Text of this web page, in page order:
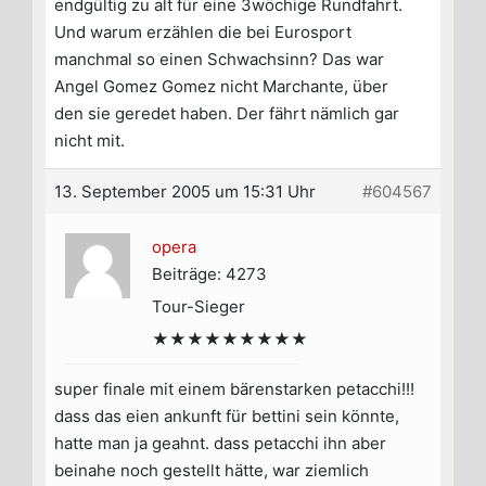
endgültig zu alt für eine 3wöchige Rundfahrt.
Und warum erzählen die bei Eurosport
manchmal so einen Schwachsinn? Das war
Angel Gomez Gomez nicht Marchante, über
den sie geredet haben. Der fährt nämlich gar
nicht mit.
13. September 2005 um 15:31 Uhr #604567
opera
Beiträge: 4273
Tour-Sieger
★★★★★★★★★
super finale mit einem bärenstarken petacchi!!!
dass das eien ankunft für bettini sein könnte,
hatte man ja geahnt. dass petacchi ihn aber
beinahe noch gestellt hätte, war ziemlich